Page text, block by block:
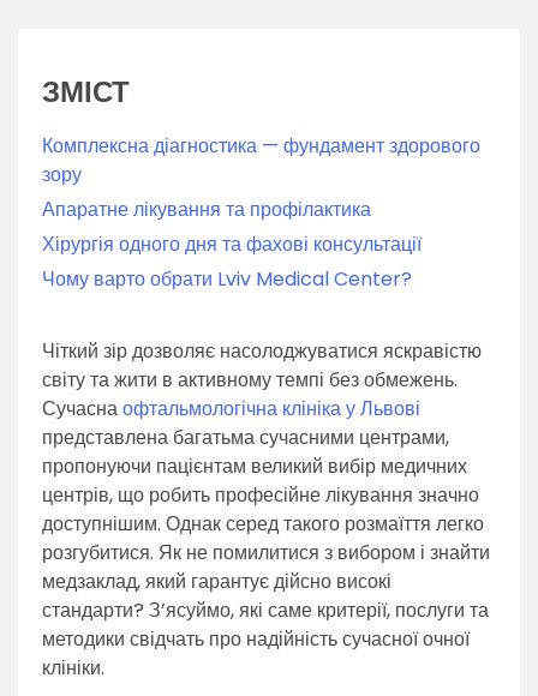
ЗМІСТ
Комплексна діагностика — фундамент здорового
зору
Апаратне лікування та профілактика
Хірургія одного дня та фахові консультації
Чому варто обрати Lviv Medical Center?
Чіткий зір дозволяє насолоджуватися яскравістю
світу та жити в активному темпі без обмежень.
Сучаснаофтальмологічна клініка у Львові
представлена багатьма сучасними центрами,
пропонуючи пацієнтам великий вибір медичних
центрів, що робить професійне лікування значно
доступнішим. Однак серед такого розмаїття легко
розгубитися. Як не помилитися з вибором і знайти
медзаклад, який гарантує дійсно високі
стандарти? З’ясуймо, які саме критерії, послуги та
методики свідчать про надійність сучасної очної
клініки.